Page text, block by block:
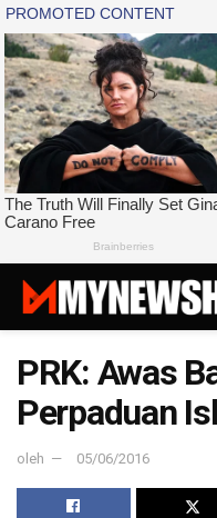
PRK: Awas
Perpaduan
oleh 05/06/2016